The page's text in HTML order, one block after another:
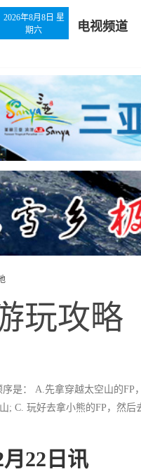
2026年8月8日 星
期六
电视频道
玩攻略
序是： A.先拿穿越太空山的
; C. 玩好去拿小熊的FP，然
月22日讯